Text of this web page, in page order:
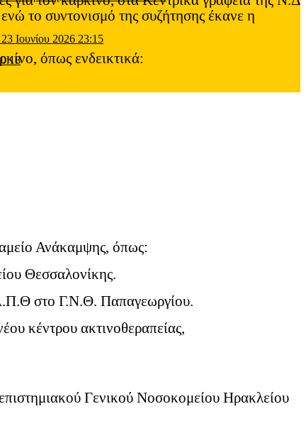
Ιουνίου 2026 23:15
το συντονισμό της συζήτησης έκανε η
όπως ενδεικτικά:
Ανάκαμψης, όπως:
Θεσσαλονίκης.
στο Γ.Ν.Θ. Παπαγεωργίου.
κέντρου ακτινοθεραπείας,
Γενικού Νοσοκομείου Ηρακλείου